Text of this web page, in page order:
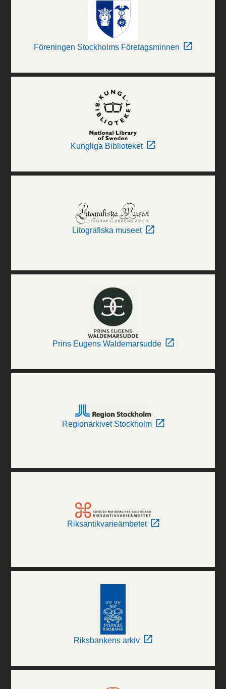
Föreningen Stockholms Företagsminnen
Kungliga Biblioteket
Litografiska museet
Prins Eugens Waldemarsudde
Regionarkivet Stockholm
Riksantikvarieämbetet
Riksbankens arkiv